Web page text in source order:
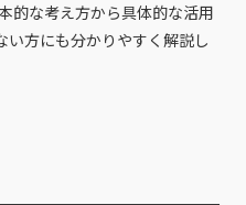
的な考え方から具体的な活用
方にも分かりやすく解説し